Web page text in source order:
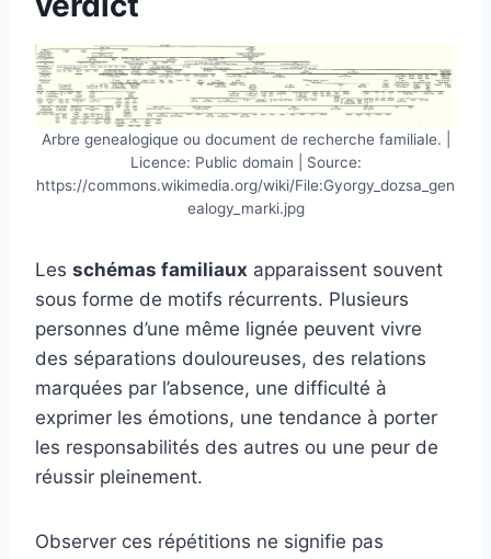
Arbre genealogique ou document de recherche familiale. |
Licence: Public domain | Source:
https://commons.wikimedia.org/wiki/File:Gyorgy_dozsa_gen
ealogy_marki.jpg
Les schémas familiaux apparaissent souvent
sous forme de motifs récurrents. Plusieurs
personnes d’une même lignée peuvent vivre
des séparations douloureuses, des relations
marquées par l’absence, une difficulté à
exprimer les émotions, une tendance à porter
les responsabilités des autres ou une peur de
réussir pleinement.
Observer ces répétitions ne signifie pas